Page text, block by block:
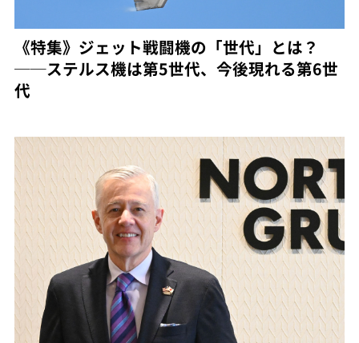
《特集》ジェット戦闘機の「世代」とは？
──ステルス機は第5世代、今後現れる第6世
代